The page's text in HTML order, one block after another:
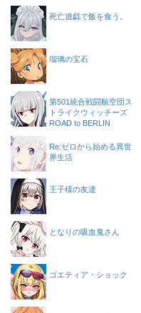
死亡遊戯で飯を食う。
瑠璃の宝石
第501統合戦闘航空団ス
トライクウィッチーズ
ROAD to BERLIN
Re:ゼロから始める異世
界生活
王子様の友達
となりの吸血鬼さん
ゴエティア・ショック